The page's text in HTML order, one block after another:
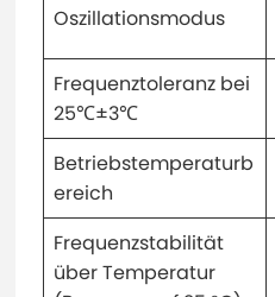
Oszillationsmodus
Frequenztoleranz bei
25℃±3℃
Betriebstemperaturb
ereich
Frequenzstabilität
über Temperatur